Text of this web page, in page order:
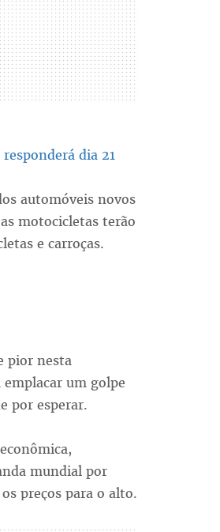
dia 21
automóveis novos
motocicletas terão
e carroças.
pior nesta
um golpe
por esperar.
mundial por
preços para o alto.